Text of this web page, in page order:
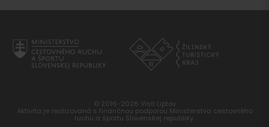
© 2016-2026 Visit Liptov
Aktivita je realizovaná s finančnou podporou Ministerstva cestovného
ruchu a športu Slovenskej republiky.